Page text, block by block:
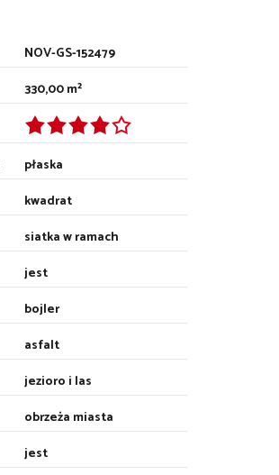
NOV-GS-152479
330,00 m²
płaska
kwadrat
siatka w ramach
jest
bojler
asfalt
jezioro i las
obrzeża miasta
jest